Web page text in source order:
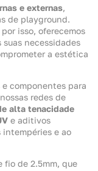
e externas,
de playground.
isso, oferecemos
suas necessidades
a estética
componentes para
redes de
alta tenacidade
e aditivos
e ao
fio de 2.5mm, que